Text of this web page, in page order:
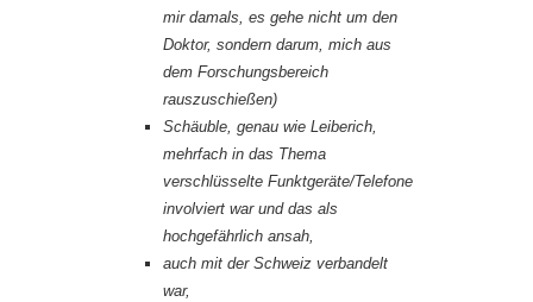
mir damals, es gehe nicht um den
Doktor, sondern darum, mich aus
dem Forschungsbereich
rauszuschießen)
Schäuble, genau wie Leiberich,
mehrfach in das Thema
verschlüsselte Funktgeräte/Telefone
involviert war und das als
hochgefährlich ansah,
auch mit der Schweiz verbandelt
war,